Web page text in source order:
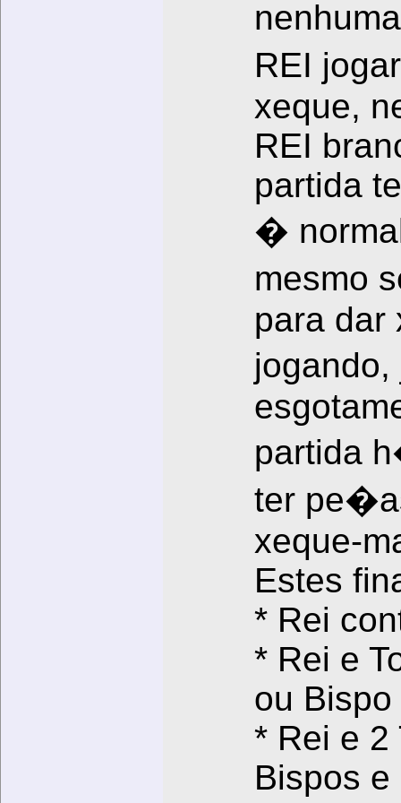
REI
xeque,
REI
partida
�
mesmo
para dar
partida
ter
xeque-
Estes
* Rei
* Rei e
ou Bispo
* Rei e 2
Bispos e